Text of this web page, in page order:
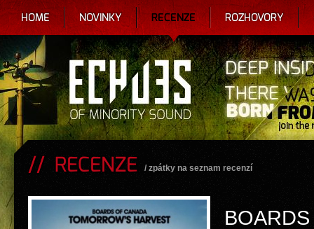
HOME NOVINKY RECENZE ROZHOVORY
RECENZE / zpátky na seznam recenzí